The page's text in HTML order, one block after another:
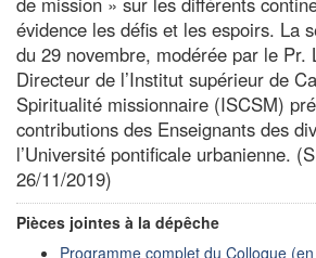
évidence les défis et les espoirs. La
du 29 novembre, modérée par le Pr.
Directeur de l’Institut supérieur de
Spiritualité missionnaire (ISCSM)
contributions des Enseignants des
l’Université pontificale urbanienne.
26/11/2019)
Pièces jointes à la dépêche
Programme complet du Colloque